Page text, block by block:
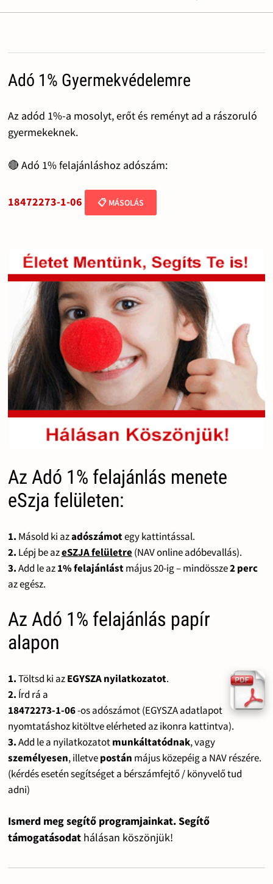
Adó 1% Gyermekvédelemre
Az adód 1%-a mosolyt, erőt és reményt ad a rászoruló
gyermekeknek.
🔴 Adó 1% felajánláshoz adószám:
18472273-1-06 📋 MÁSOLÁS
Az Adó 1% felajánlás menete
eSzja felületen:
1. Másold ki azadószámotegy kattintással.
2. Lépj be azeSZJA felületre(NAV online adóbevallás).
3.Add le az1% felajánlástmájus 20-ig – mindössze2 perc
az egész.
Az Adó 1% felajánlás papír
alapon
1.Töltsd ki azEGYSZA nyilatkozatot.
2. Írd rá a
18472273-1-06-os adószámot (EGYSZA adatlapot
nyomtatáshoz kitöltve elérheted az ikonra kattintva).
3.Add le a nyilatkozatotmunkáltatódnak, vagy
személyesen, illetvepostán május közepéig a NAV részére.
(kérdés esetén segítséget a bérszámfejtő / könyvelő tud
adni)
Ismerd meg segítő programjainkat. Segítő
támogatásodat hálásan köszönjük!